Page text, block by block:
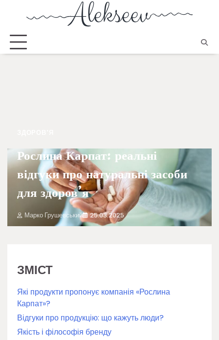
Рослина Карпат: реальні
відгуки про натуральні засоби
для здоров’я
Марко Грушевський 25.03.2025
ЗМІСТ
Які продукти пропонує компанія «Рослина
Карпат»?
Відгуки про продукцію: що кажуть люди?
Якість і філософія бренду